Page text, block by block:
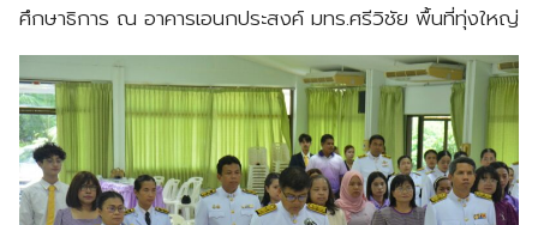
ศึกษาธิการ ณ อาคารเอนกประสงค์ มทร.ศรีวิชัย พื้นที่ทุ่งใหญ่